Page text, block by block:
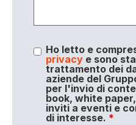
Ho letto e
privacye sono
trattamento dei
aziende del
per l'invio di
book, white
inviti a eventi e
di interesse. *